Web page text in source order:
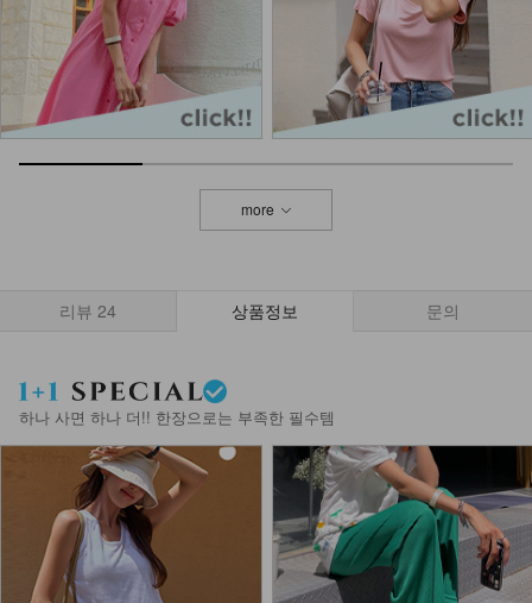
more
리뷰 24 상품정보 문의
하나 사면 하나 더!! 한장으로는 부족한 필수템